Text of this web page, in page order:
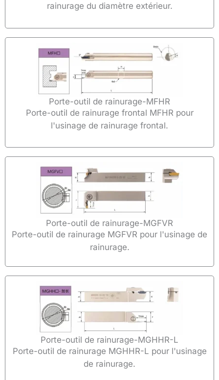
rainurage du diamètre extérieur.
Porte-outil de rainurage-MFHR
Porte-outil de rainurage frontal MFHR pour
l'usinage de rainurage frontal.
Porte-outil de rainurage-MGFVR
Porte-outil de rainurage MGFVR pour l'usinage de
rainurage.
Porte-outil de rainurage-MGHHR-L
Porte-outil de rainurage MGHHR-L pour l'usinage
de rainurage.